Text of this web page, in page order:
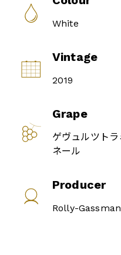
White
Vintage
2019
Grape
ゲヴュルツトラ
ネール
Producer
Rolly-